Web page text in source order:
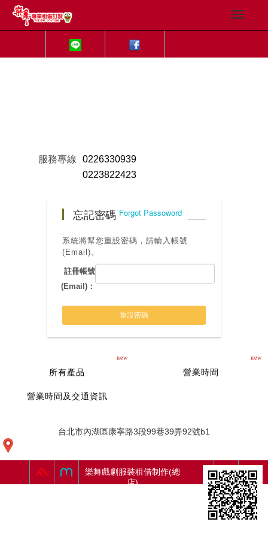
服務專線
0226330939
0223822423
忘記密碼 Forgot Passoword
系統將幫您重設密碼，請輸入帳號
(Email)。
註冊帳號
(Email)：
重設密碼
new
所有產品
new
營業時間
營業時間及交通資訊
台北市內湖區康寧路3段99巷39弄92號b1
樂舞戲劇服裝租借制作(總
店)